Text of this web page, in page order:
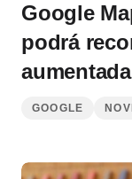
Google
podrá
aumentada
GOOGLE